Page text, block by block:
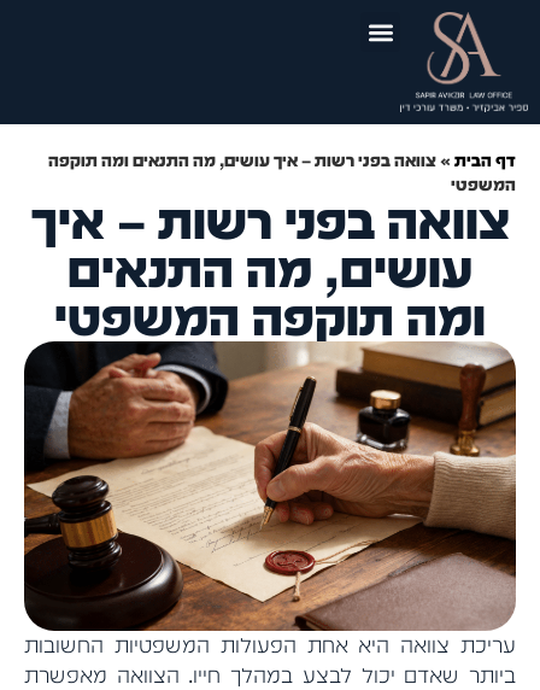
דף הבית »צוואה בפני רשות – איך עושים, מה התנאים ומה תוקפה
המשפטי
צוואה בפני רשות – איך
עושים, מה התנאים
ומה תוקפה המשפטי
עריכת צוואה היא אחת הפעולות המשפטיות החשובות
ביותר שאדם יכול לבצע במהלך חייו. הצוואה מאפשרת